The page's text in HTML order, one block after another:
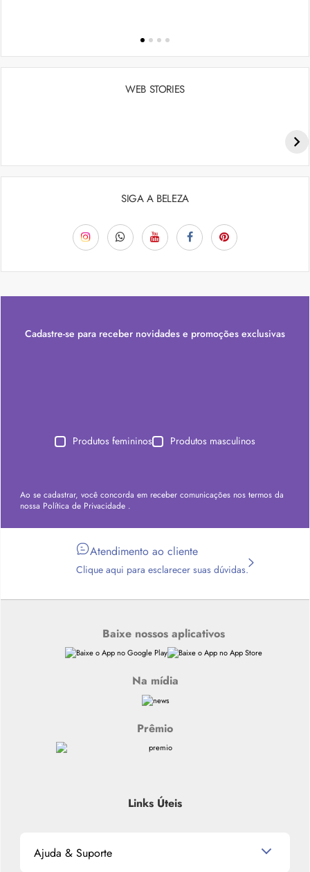
WEB STORIES
SIGA A BELEZA
Cadastre-se para receber novidades e promoções exclusivas
Produtos femininos Produtos masculinos
Ao se cadastrar, você concorda em receber comunicações nos termos da
nossa Política de Privacidade .
Atendimento ao cliente
Clique aqui para esclarecer suas dúvidas.
Baixe nossos aplicativos
Na mídia
Prêmio
Links Úteis
Ajuda & Suporte